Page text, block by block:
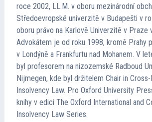
roce 2002, LL.M. v oboru mezinárodní
Středoevropské univerzitě v Budapešti v
oboru právo na Karlově Univerzitě v Praze
Advokátem je od roku 1998, kromě Prahy
v Londýně a Frankfurtu nad Mohanem. V
byl profesorem na nizozemské Radboud
Nijmegen, kde byl držitelem Chair in
Insolvency Law. Pro Oxford University
knihy v edici The Oxford International and
Insolvency Law Series.